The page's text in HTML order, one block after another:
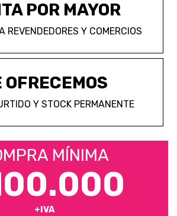
POR MAYOR
REVENDEDORES Y COMERCIOS
OFRECEMOS
Y STOCK PERMANENTE
MÍNIMA
+IVA